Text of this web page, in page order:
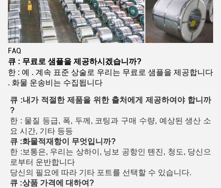
FAQ
큐 : 무료로 샘플을 제공하시겠습니까?
한 : 예 . 계속 표준 상술로 우리는 무료로 샘플을 제공합니다
. 화물 운송비는 수집됩니다
큐 :내가 적절한 제품을 위한 출처에게 제공하여야 합니까
?
한 : 물질 등급, 폭, 두께, 코팅과 구매 수량, 예상된 생산 소
요 시간, 기타 등등
큐 :화물적재항이 무엇입니까?
한 :보통은, 우리는 상하이, 닝보 공항인 톈진, 청도, 당신으
로부터 운반합니다
당신의 필요에 따라 기타 포트를 선택할 수 있습니다.
큐 :상품 가격에 대하여?